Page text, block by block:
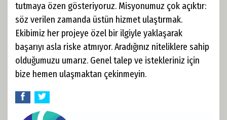
tutmaya özen gösteriyoruz. Misyonumuz çok açıktır:
söz verilen zamanda üstün hizmet ulaştırmak.
Ekibimiz her projeye özel bir ilgiyle yaklaşarak
başarıyı asla riske atmıyor. Aradığınız niteliklere sahip
olduğumuzu umarız. Genel talep ve istekleriniz için
bize hemen ulaşmaktan çekinmeyin.